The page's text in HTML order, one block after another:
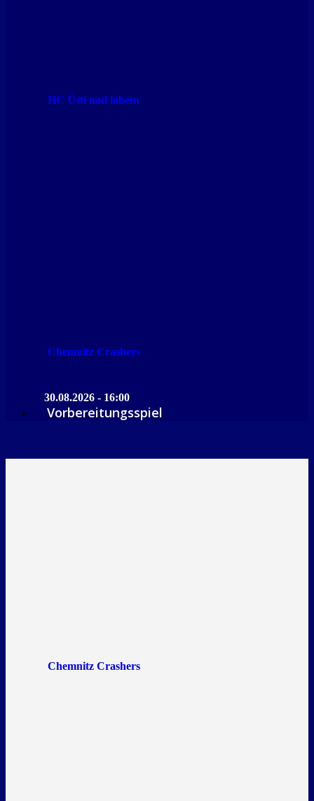
HC Ústí nad labem
Chemnitz Crashers
30.08.2026 - 16:00
Vorbereitungsspiel
Chemnitz Crashers